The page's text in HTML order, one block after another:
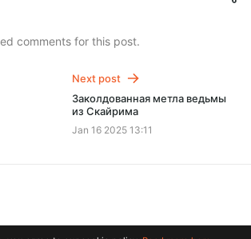
comments for this post.
Next post
Заколдованная метла ведьмы
из Скайрима
Jan 16 2025 13:11